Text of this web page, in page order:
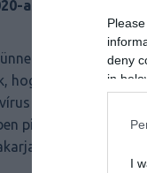
deny
in
I
as évnek.
fennállása
hogy készülnek
terjedése miatt
piacra is dobtak